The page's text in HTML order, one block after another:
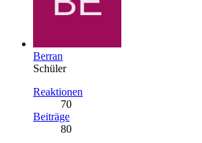
Berran
Schüler
Reaktionen
70
Beiträge
80